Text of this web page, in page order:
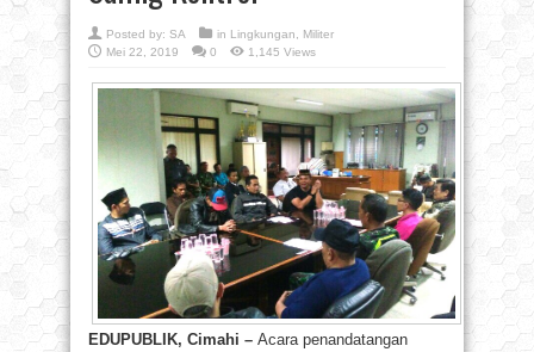
Posted by: SA in Lingkungan
Militer
Mei 22, 2019
0 1,145 Views
EDUPUBLIK, Cimahi – Acara penandatangan